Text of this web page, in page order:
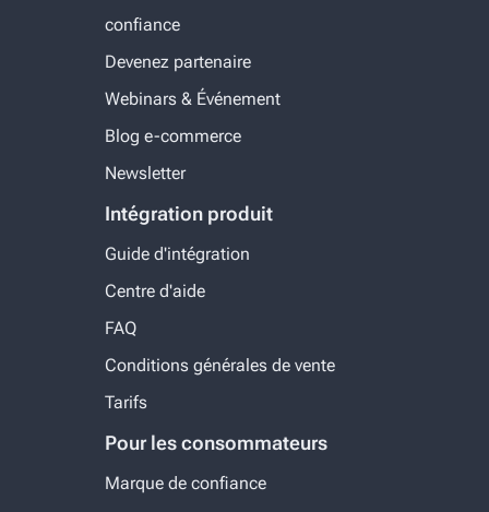
confiance
Devenez partenaire
Webinars & Événement
Blog e-commerce
Newsletter
Intégration produit
Guide d'intégration
Centre d'aide
FAQ
Conditions générales de vente
Tarifs
Pour les consommateurs
Marque de confiance